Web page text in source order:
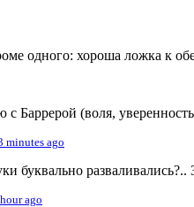
одного: хороша ложка к
Баррерой (воля,
minutes ago
буквально разваливались?..
ago